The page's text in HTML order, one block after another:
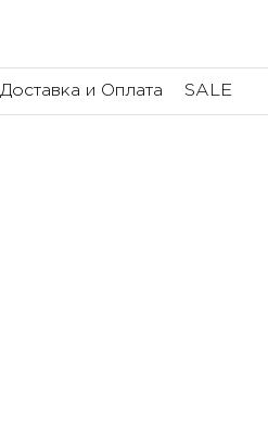
Доставка и Оплата SALE